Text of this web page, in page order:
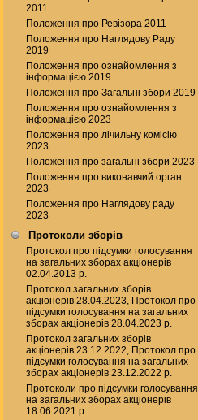
2011
Положення про Ревізора 2011
Положення про Наглядову Раду
2019
Положення про ознайомлення з
інформацією 2019
Положення про Загальні збори 2019
Положення про ознайомлення з
інформацією 2023
Положення про лічильну комісію
2023
Положення про загальні збори 2023
Положення про виконавчий орган
2023
Положення про Наглядову раду
2023
Протоколи зборів
Протокол про підсумки голосування
на загальних зборах акціонерів
02.04.2013 р.
Протокол загальних зборів
акціонерів 28.04.2023, Протокол про
підсумки голосування на загальних
зборах акціонерів 28.04.2023 р.
Протокол загальних зборів
акціонерів 23.12.2022, Протокол про
підсумки голосування на загальних
зборах акціонерів 23.12.2022 р.
Протоколи про підсумки голосування
на загальних зборах акціонерів
18.06.2021 р.